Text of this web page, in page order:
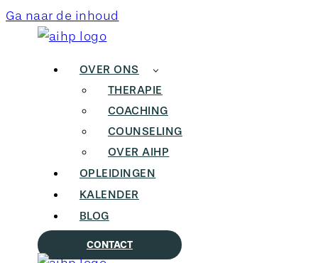
Ga naar de inhoud
OVER ONS
THERAPIE
COACHING
COUNSELING
OVER AIHP
OPLEIDINGEN
KALENDER
BLOG
CONTACT